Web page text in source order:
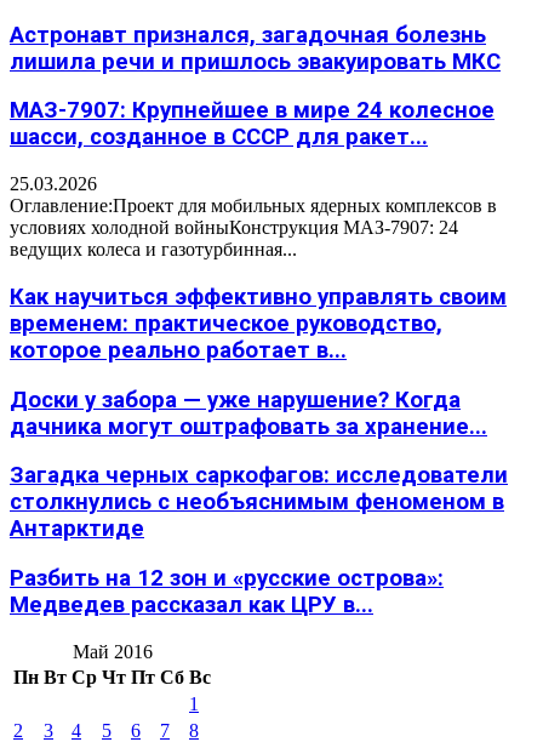
Астронавт признался, загадочная болезнь
лишила речи и пришлось эвакуировать МКС
МАЗ-7907: Крупнейшее в мире 24 колесное
шасси, созданное в СССР для ракет...
25.03.2026
Оглавление:Проект для мобильных ядерных комплексов в
условиях холодной войныКонструкция МАЗ-7907: 24
ведущих колеса и газотурбинная...
Как научиться эффективно управлять своим
временем: практическое руководство,
которое реально работает в...
Доски у забора — уже нарушение? Когда
дачника могут оштрафовать за хранение...
Загадка черных саркофагов: исследователи
столкнулись с необъяснимым феноменом в
Антарктиде
Разбить на 12 зон и «русские острова»:
Медведев рассказал как ЦРУ в...
Май 2016
Пн Вт Ср Чт Пт Сб Вс
1
2
3 4 5 6 7
8